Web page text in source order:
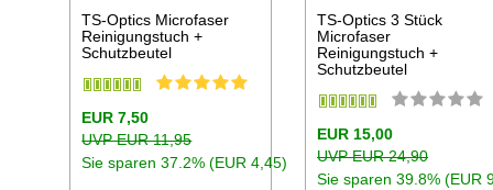
TS-Optics Microfaser
Reinigungstuch +
Schutzbeutel
EUR 7,50
UVP EUR 11,95
Sie sparen 37.2% (EUR 4,45)
TS-Optics 3 Stück
Microfaser
Reinigungstuch +
Schutzbeutel
EUR 15,00
UVP EUR 24,90
Sie sparen 39.8% (EUR